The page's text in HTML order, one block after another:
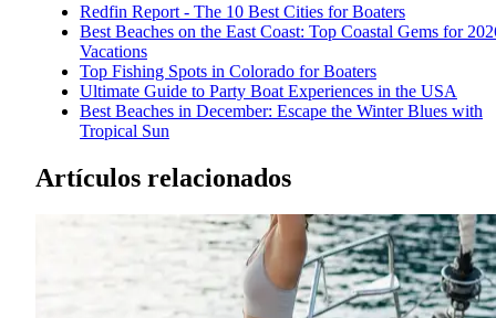
Redfin Report - The 10 Best Cities for Boaters
Best Beaches on the East Coast: Top Coastal Gems for
Vacations
Top Fishing Spots in Colorado for Boaters
Ultimate Guide to Party Boat Experiences in the USA
Best Beaches in December: Escape the Winter Blues with
Tropical Sun
Artículos relacionados